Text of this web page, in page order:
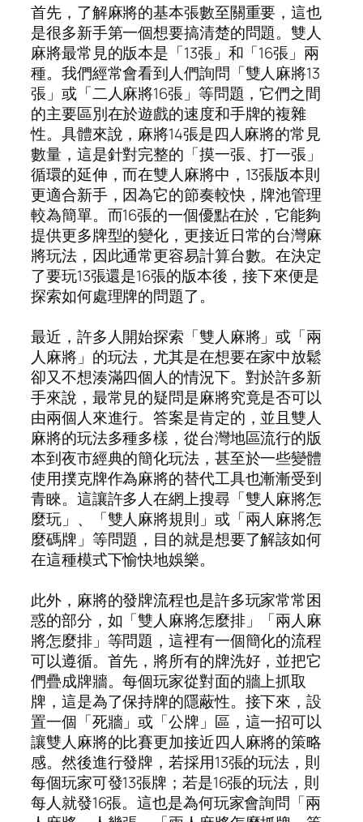
首先，了解麻將的基本張數至關重要，這也
是很多新手第一個想要搞清楚的問題。雙人
麻將最常見的版本是「13張」和「16張」兩
種。我們經常會看到人們詢問「雙人麻將13
張」或「二人麻將16張」等問題，它們之間
的主要區別在於遊戲的速度和手牌的複雜
性。具體來說，麻將14張是四人麻將的常見
數量，這是針對完整的「摸一張、打一張」
循環的延伸，而在雙人麻將中，13張版本則
更適合新手，因為它的節奏較快，牌池管理
較為簡單。而16張的一個優點在於，它能夠
提供更多牌型的變化，更接近日常的台灣麻
將玩法，因此通常更容易計算台數。在決定
了要玩13張還是16張的版本後，接下來便是
探索如何處理牌的問題了。
最近，許多人開始探索「雙人麻將」或「兩
人麻將」的玩法，尤其是在想要在家中放鬆
卻又不想湊滿四個人的情況下。對於許多新
手來說，最常見的疑問是麻將究竟是否可以
由兩個人來進行。答案是肯定的，並且雙人
麻將的玩法多種多樣，從台灣地區流行的版
本到夜市經典的簡化玩法，甚至於一些變體
使用撲克牌作為麻將的替代工具也漸漸受到
青睞。這讓許多人在網上搜尋「雙人麻將怎
麼玩」、「雙人麻將規則」或「兩人麻將怎
麼碼牌」等問題，目的就是想要了解該如何
在這種模式下愉快地娛樂。
此外，麻將的發牌流程也是許多玩家常常困
惑的部分，如「雙人麻將怎麼排」「兩人麻
將怎麼排」等問題，這裡有一個簡化的流程
可以遵循。首先，將所有的牌洗好，並把它
們疊成牌牆。每個玩家從對面的牆上抓取
牌，這是為了保持牌的隱蔽性。接下來，設
置一個「死牆」或「公牌」區，這一招可以
讓雙人麻將的比賽更加接近四人麻將的策略
感。然後進行發牌，若採用13張的玩法，則
每個玩家可發13張牌；若是16張的玩法，則
每人就發16張。這也是為何玩家會詢問「兩